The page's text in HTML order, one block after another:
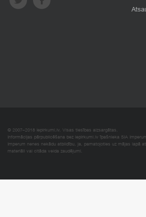
© 2007–2018 Iepirkumi.lv. Visas tiesības aizsargātas.
Informācijas pārpublicēšana bez iepirkumi.lv īpašnieka SIA
Imperum nenes nekādu atbildību, ja, pamatojoties uz mājas lapā
materiāli vai citāda veida zaudējumi.